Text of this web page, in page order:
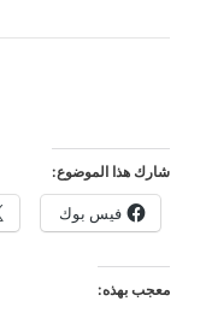
شارك هذا الموضوع:
فيس بوك
معجب بهذه: